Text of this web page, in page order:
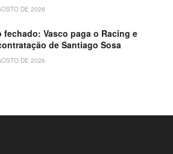
DE 2026
fechado: Vasco paga o Racing e
de Santiago Sosa
DE 2026